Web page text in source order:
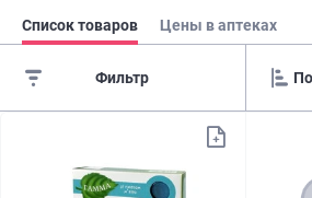
Список товаров Цены в аптеках
Фильтр